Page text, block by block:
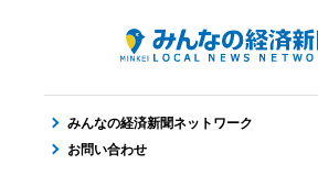
みんなの経済新聞ネットワーク
お問い合わせ